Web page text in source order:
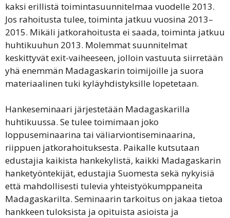
kaksi erillistä toimintasuunnitelmaa vuodelle 2013.
Jos rahoitusta tulee, toiminta jatkuu vuosina 2013–
2015. Mikäli jatkorahoitusta ei saada, toiminta jatkuu
huhtikuuhun 2013. Molemmat suunnitelmat
keskittyvät exit-vaiheeseen, jolloin vastuuta siirretään
yhä enemmän Madagaskarin toimijoille ja suora
materiaalinen tuki kyläyhdistyksille lopetetaan.
Hankeseminaari järjestetään Madagaskarilla
huhtikuussa. Se tulee toimimaan joko
loppuseminaarina tai väliarviontiseminaarina,
riippuen jatkorahoituksesta. Paikalle kutsutaan
edustajia kaikista hankekylistä, kaikki Madagaskarin
hanketyöntekijät, edustajia Suomesta sekä nykyisiä
että mahdollisesti tulevia yhteistyökumppaneita
Madagaskarilta. Seminaarin tarkoitus on jakaa tietoa
hankkeen tuloksista ja opituista asioista ja